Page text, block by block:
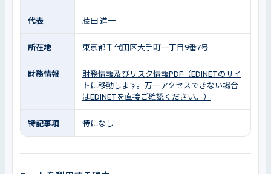
代表 藤田 進一
所在地 東京都千代田区大手町一丁目9番7号
財務情報
財務情報及びリスク情報PDF（EDINETのサイ
トに移動します。万一アクセスできない場合
はEDINETを直接ご確認ください。）
特記事項 特になし